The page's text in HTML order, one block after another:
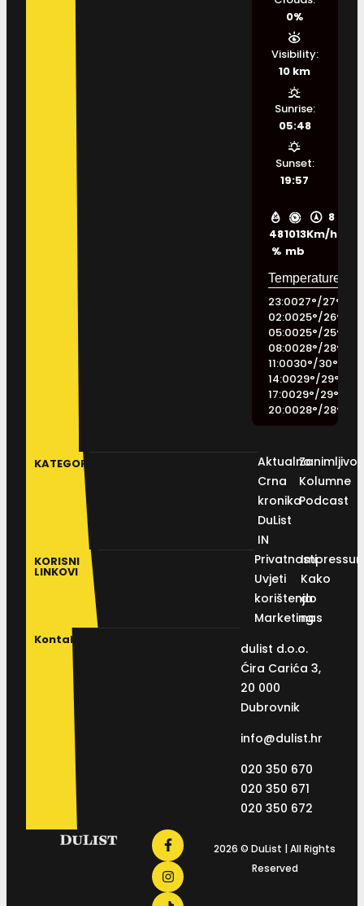
48
%
1013
mb
8
Km/h
0%
Visibility:
10 km
Sunrise:
05:48
Sunset:
19:57
23:0027°/27°
02:0025°/26°
05:0025°/25°
08:0028°/28°
11:0030°/30°
14:0029°/29°
17:0029°/29°
20:0028°/28°
KATEGORIJE
Aktualno
Crna
kronika
DuList
IN
Kolumne
Podcast
KORISNI
LINKOVI
Privatnosti
Uvjeti
korištenja
Marketing
Kako
do
nas
Kontakt
dulist d.o.o.
Ćira Carića 3,
20 000
Dubrovnik
info@dulist.hr
020 350 670
020 350 671
020 350 672
2026 © DuList | All Rights
Reserved